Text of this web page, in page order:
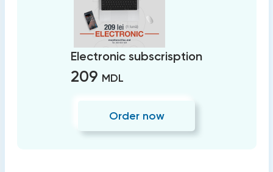
Electronic subscrisption
209 MDL
Order now